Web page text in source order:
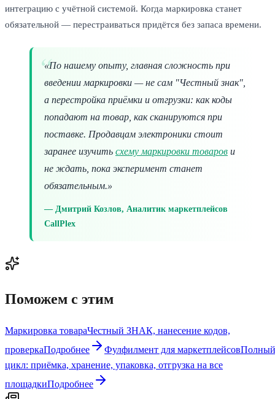
интеграцию с учётной системой. Когда маркировка станет
обязательной — перестраиваться придётся без запаса времени.
«По нашему опыту, главная сложность при
введении маркировки — не сам "Честный знак",
а перестройка приёмки и отгрузки: как коды
попадают на товар, как сканируются при
поставке. Продавцам электроники стоит
заранее изучить схему маркировки товаров и
не ждать, пока эксперимент станет
обязательным.»
Дмитрий Козлов, Аналитик маркетплейсов
CallPlex
Поможем с этим
Маркировка товараЧестный ЗНАК, нанесение кодов,
проверкаПодробнее Фулфилмент для маркетплейсовПолный
цикл: приёмка, хранение, упаковка, отгрузка на все
площадкиПодробнее